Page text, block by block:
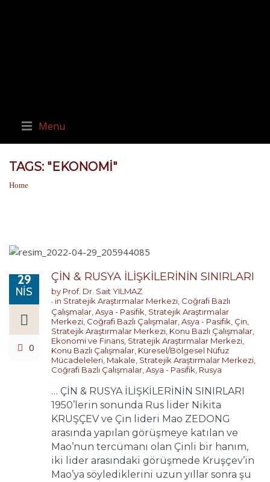
Menu
TAGS: "EKONOMI"
Home
29
NIS
0
ÇİN & RUSYA İLİŞKİLERİNİN SINIRLARI
by Prof. Dr. Sait YILMAZ
in Stratejik Araştırmalar Merkezi, Coğrafi Bazlı
Çalışmalar,Asya - Pasifik, Stratejik Araştırmalar
Merkezi, Coğrafi Bazlı Çalışmalar,Asya - Pasifik, Çin,
Stratejik Araştırmalar Merkezi, Konu Bazlı Çalışmalar,
Ekonomi ve Finans, Stratejik Araştırmalar Merkezi,
Konu Bazlı Çalışmalar, Küresel/Bölgesel Nüfuz
Mücadeleleri, Makale, Stratejik Araştırmalar Merkezi,
Coğrafi Bazlı Çalışmalar,Asya - Pasifik, Rusya
… ÇİN & RUSYA İLİŞKİLERİNİN SINIRLARI
1950’lerin sonunda Rus lider Nikita
KRUŞÇEV ve Çin lideri Mao ZEDONG
arasında yapılan görüşmeye katılan ve
Mao’nun tercümanı olan Çinli bir hanım,
iki lider arasındaki görüşmede Kruşçev’in
Mao’ya söylediklerini uzun yıllar sonra şu